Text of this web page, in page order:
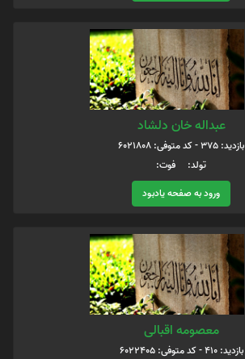
عبداله خان دلشاد
بازدید: 375 - کد متوفی: 6021808
تولد: فوت:
ورود به صفحه یادبود
معصومه اقبالی
بازدید: 410 - کد متوفی: 6022405